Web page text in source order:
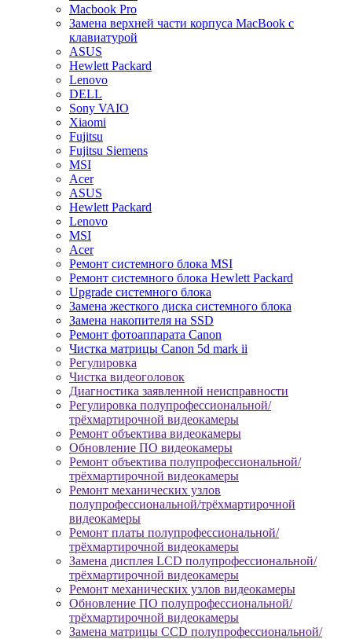
Macbook Pro
Замена верхней части корпуса MacBook с
клавиатурой
ASUS
Hewlett Packard
Lenovo
DELL
Sony VAIO
Xiaomi
Fujitsu
Fujitsu Siemens
MSI
Acer
ASUS
Hewlett Packard
Lenovo
MSI
Acer
Ремонт системного блока MSI
Ремонт системного блока Hewlett Packard
Upgrade системного блока
Замена жесткого диска системного блока
Замена накопителя на SSD
Ремонт фотоаппарата Canon
Чистка матрицы Canon 5d mark ii
Регулировка
Чистка видеоголовок
Диагностика заявленной неисправности
Регулировка полупрофессиональной/
трёхмартирочной видеокамеры
Ремонт объектива видеокамеры
Обновление ПО видеокамеры
Ремонт объектива полупрофессиональной/
трёхмартирочной видеокамеры
Ремонт механических узлов
полупрофессиональной/трёхмартирочной
видеокамеры
Ремонт платы полупрофессиональной/
трёхмартирочной видеокамеры
Замена дисплея LCD полупрофессиональной/
трёхмартирочной видеокамеры
Ремонт механических узлов видеокамеры
Обновление ПО полупрофессиональной/
трёхмартирочной видеокамеры
Замена матрицы CCD полупрофессиональной/